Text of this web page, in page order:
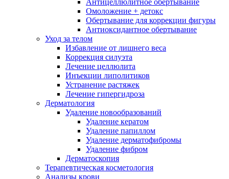
Антицеллюлитное обертывание
Омоложение + детокс
Обертывание для коррекции фигуры
Антиоксидантное обертывание
Уход за телом
Избавление от лишнего веса
Коррекция силуэта
Лечение целлюлита
Инъекции липолитиков
Устранение растяжек
Лечение гипергидроза
Дерматология
Удаление новообразований
Удаление кератом
Удаление папиллом
Удаление дерматофибромы
Удаление фибром
Дерматоскопия
Терапевтическая косметология
Анализы крови